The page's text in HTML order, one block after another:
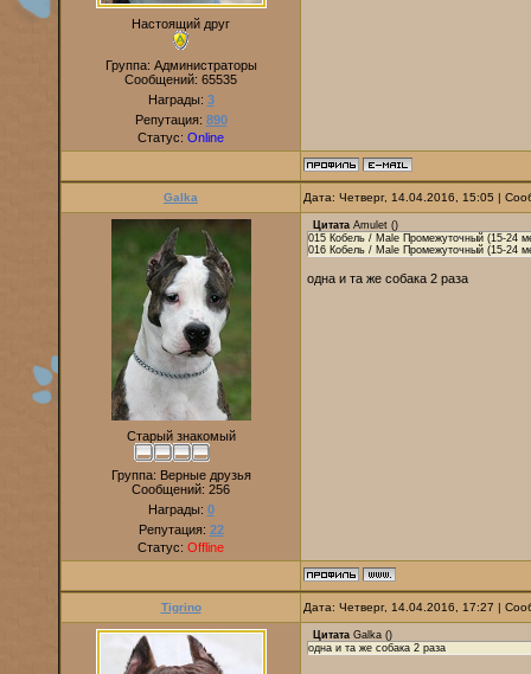
Настоящий друг
Группа: Администраторы
Сообщений: 65535
Награды: 3
Репутация: 890
Статус: Online
Galka Дата: Четверг, 14.04.2016, 15:05 |
Старый знакомый
Группа: Верные друзья
Сообщений: 256
Награды: 0
Репутация: 22
Статус: Offline
Цитата Amulet ()
015 Кобель / Male Промежуточный (15-24
016 Кобель / Male Промежуточный (15-24
одна и та же собака 2 раза
Tigrino Дата: Четверг, 14.04.2016, 17:27 |
Цитата Galka ()
одна и та же собака 2 раза